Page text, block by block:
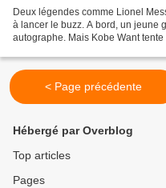
Deux légendes comme Lionel
à lancer le buzz. A bord, un jeune
autographe. Mais Kobe Want
< Page précédente
Hébergé par Overblog
Top articles
Pages